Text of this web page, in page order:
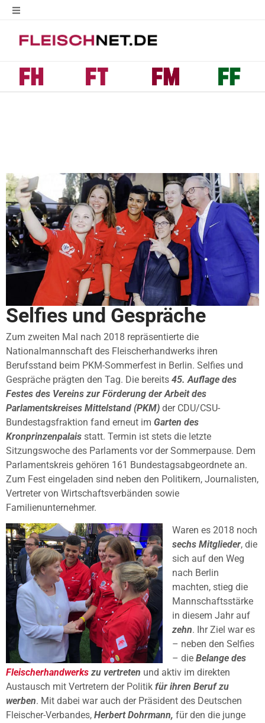
Selfies und Gespräche
Zum zweiten Mal nach 2018 repräsentierte die
Nationalmannschaft des Fleischerhandwerks ihren
Berufsstand beim PKM-Sommerfest in Berlin. Selfies und
Gespräche prägten den Tag. Die bereits 45. Auflage des
Festes des Vereins zur Förderung der Arbeit des
Parlamentskreises Mittelstand (PKM) der CDU/CSU-
Bundestagsfraktion fand erneut im Garten des
Kronprinzenpalais statt. Termin ist stets die letzte
Sitzungswoche des Parlaments vor der Sommerpause. Dem
Parlamentskreis gehören 161 Bundestagsabgeordnete an.
Zum Fest eingeladen sind neben den Politikern, Journalisten,
Vertreter von Wirtschaftsverbänden sowie
Familienunternehmer.
Waren es 2018 noch
sechs Mitglieder, die
sich auf den Weg
nach Berlin
machten, stieg die
Mannschaftsstärke
in diesem Jahr auf
zehn. Ihr Ziel war es
– neben den Selfies
– die Belange des
Fleischerhandwerkszu vertreten und aktiv im direkten
Austausch mit Vertretern der Politik für ihren Beruf zu
werben. Mit dabei war auch der Präsident des Deutschen
Fleischer-Verbandes, Herbert Dohrmann, für den die junge